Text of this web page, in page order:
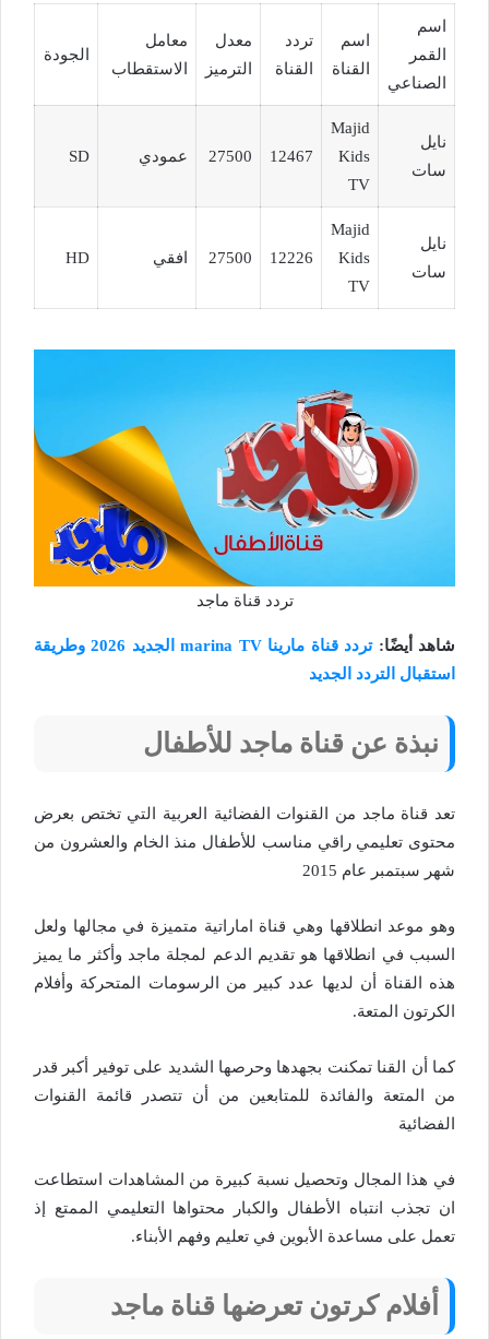
اسم
القمر
الصناعي
اسم
القناة
تردد
القناة
معدل
الترميز
معامل
الاستقطاب
الجودة
نايل
سات
Majid
Kids
TV
12467
27500 عمودي SD
نايل
سات
Majid
Kids
TV
12226
27500 افقي HD
تردد قناة ماجد
شاهد أيضًا:
تردد قناة مارينا marina TV الجديد 2026 وطريقة
استقبال التردد الجديد
نبذة عن قناة ماجد للأطفال
تعد قناة ماجد من القنوات الفضائية العربية التي تختص بعرض
محتوى تعليمي راقي مناسب للأطفال منذ الخام والعشرون من
شهر سبتمبر عام 2015
وهو موعد انطلاقها وهي قناة اماراتية متميزة في مجالها ولعل
السبب في انطلاقها هو تقديم الدعم لمجلة ماجد وأكثر ما يميز
هذه القناة أن لديها عدد كبير من الرسومات المتحركة وأفلام
الكرتون المتعة.
كما أن القنا تمكنت بجهدها وحرصها الشديد على توفير أكبر قدر
من المتعة والفائدة للمتابعين من أن تتصدر قائمة القنوات
الفضائية
في هذا المجال وتحصيل نسبة كبيرة من المشاهدات استطاعت
ان تجذب انتباه الأطفال والكبار محتواها التعليمي الممتع إذ
تعمل على مساعدة الأبوين في تعليم وفهم الأبناء.
أفلام كرتون تعرضها قناة ماجد